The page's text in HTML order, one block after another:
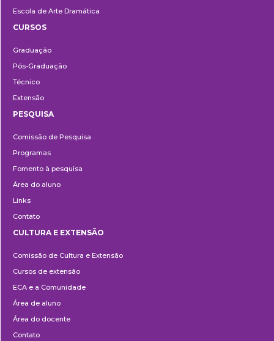
Escola de Arte Dramática
CURSOS
Graduação
Pós-Graduação
Técnico
Extensão
PESQUISA
Comissão de Pesquisa
Programas
Fomento à pesquisa
Área do aluno
Links
Contato
e
Extensão
CULTURA E EXTENSÃO
Comissão de Cultura e Extensão
Cursos de extensão
ECA e a Comunidade
Área de aluno
Área do docente
Contato